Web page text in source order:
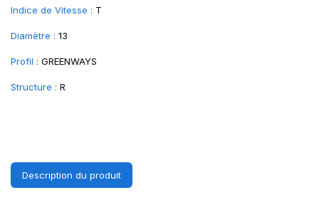
Indice de Vitesse : T
Diamètre : 13
Profil : GREENWAYS
Structure : R
Description du produit